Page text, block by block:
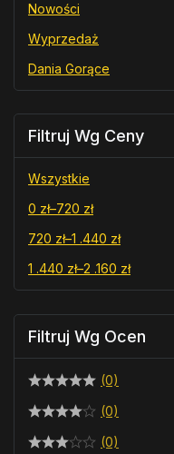
Nowości
Wyprzedaż
Dania Gorące
Filtruj Wg Ceny
Wszystkie
0 zł–720 zł
720 zł–1 .440 zł
1 .440 zł–2 .160 zł
Filtruj Wg Ocen
(0)
(0)
(0)